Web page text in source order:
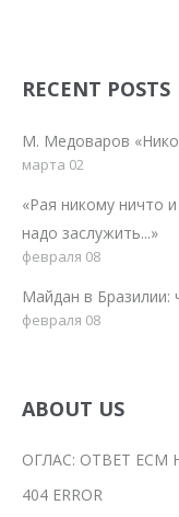
RECENT POSTS
М. Медоваров
марта 02
«Рая никому ничто
надо заслужить...»
февраля 08
Майдан в Бразилии:
февраля 08
ABOUT US
ОГЛАС: ОТВЕТ ЕСМ
404 ERROR